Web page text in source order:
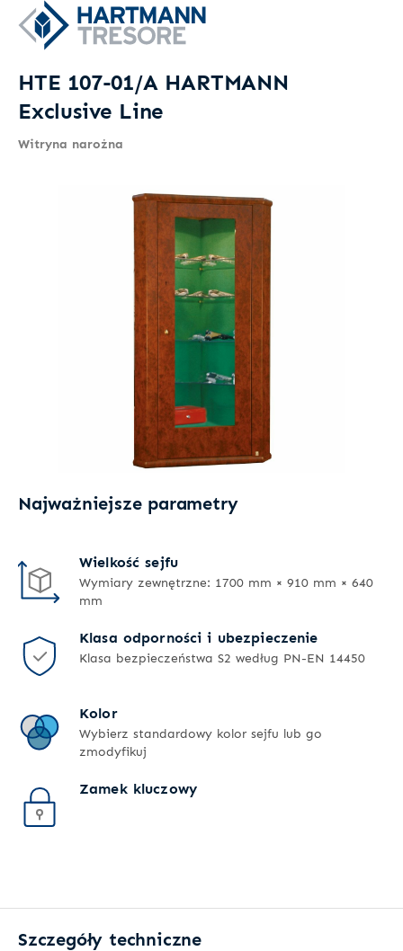
HTE 107-01/A HARTMANN
Exclusive Line
Witryna narożna
Najważniejsze parametry
Wielkość sejfu
Wymiary zewnętrzne: 1700 mm × 910 mm × 640
mm
Klasa odporności i ubezpieczenie
Klasa bezpieczeństwa S2 według PN-EN 14450
Kolor
Wybierz standardowy kolor sejfu lub go
zmodyfikuj
Zamek kluczowy
Szczegóły techniczne